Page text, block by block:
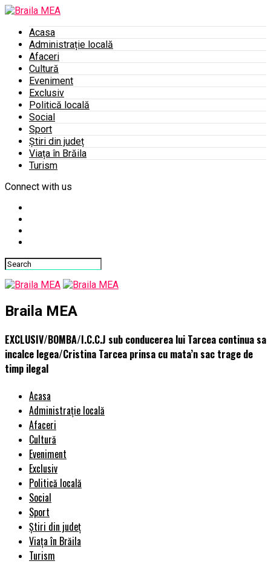
Acasa
Administrație locală
Afaceri
Cultură
Eveniment
Exclusiv
Politică locală
Social
Sport
Știri din județ
Viața în Brăila
Turism
Connect with us
Braila MEA
EXCLUSIV/BOMBA/I.C.C.J sub conducerea lui Tarcea continua sa
incalce legea/Cristina Tarcea prinsa cu mata’n sac trage de
timp ilegal
Acasa
Administrație locală
Afaceri
Cultură
Eveniment
Exclusiv
Politică locală
Social
Sport
Știri din județ
Viața în Brăila
Turism